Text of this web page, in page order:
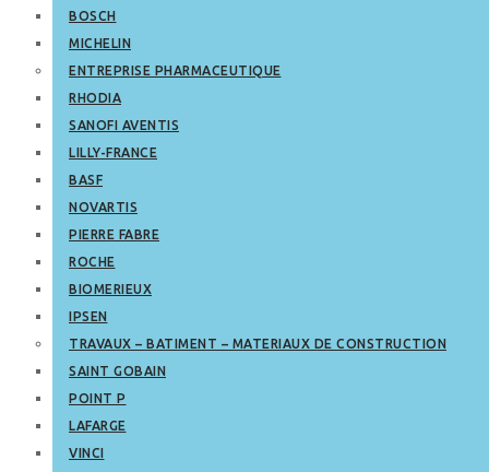
BOSCH
MICHELIN
ENTREPRISE PHARMACEUTIQUE
RHODIA
SANOFI AVENTIS
LILLY-FRANCE
BASF
NOVARTIS
PIERRE FABRE
ROCHE
BIOMERIEUX
IPSEN
TRAVAUX – BATIMENT – MATERIAUX DE CONSTRUCTION
SAINT GOBAIN
POINT P
LAFARGE
VINCI